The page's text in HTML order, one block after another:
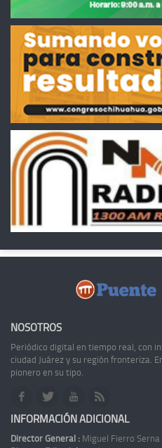
NOSOTROS
Periódico digital en tiempo real, con
ciudad Juárez y su región fronteriza.
pionero en su tipo.
INFORMACIÓN ADICIONAL
Director General : Miguel Fierro Serna